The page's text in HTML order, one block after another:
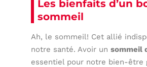
Les bienfaits d’un
sommeil
Ah, le sommeil! Cet allié
notre santé. Avoir unsommeil
essentiel pour notre bien-être